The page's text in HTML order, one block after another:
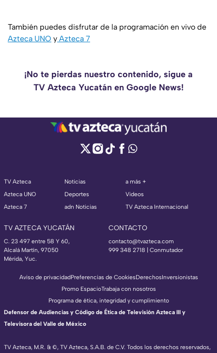
También puedes disfrutar de la programación en vivo de
Azteca UNO y Azteca 7
¡No te pierdas nuestro contenido, sigue a
TV Azteca Yucatán en Google News!
TV Azteca
Azteca UNO
Azteca 7
Noticias
Deportes
adn Noticias
a más +
Videos
TV Azteca Internacional
TV AZTECA YUCATÁN
C. 23 497 entre 58 Y 60,
Alcalá Martín, 97050
Mérida, Yuc.
CONTACTO
contacto@tvazteca.com
999 348 2718 | Conmutador
TV Azteca, M.R. & ©, TV Azteca, S.A.B. de C.V. Todos los derechos reservados,
Aviso de privacidadPreferencias de CookiesDerechosInversionistas
Promo EspacioTrabaja con nosotros
Programa de ética, integridad y cumplimiento
Defensor de Audiencias y Código de Ética de Televisión Azteca III y
Televisora del Valle de México